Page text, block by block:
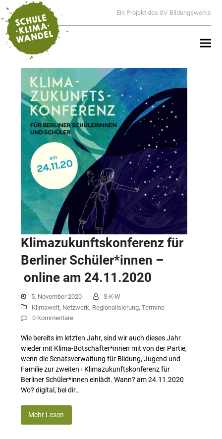
Ein Projekt des SV-Bildungswerks
Klimazukunftskonferenz für
Berliner Schüler*innen –
online am 24.11.2020
5. November 2020
S·K·W
Klimawelt, Netzwerk, Regionalisierung,Termine
0 Kommentare
Wie bereits im letzten Jahr, sind wir auch dieses Jahr
wieder mit Klima-Botschafter*innen mit von der Partie,
wenn die Senatsverwaltung für Bildung, Jugend und
Familie zur zweiten › Klimazukunftskonferenz für
Berliner Schüler*innen einlädt. Wann? am 24.11.2020
Wo? digital, bei dir…
Mehr Lesen